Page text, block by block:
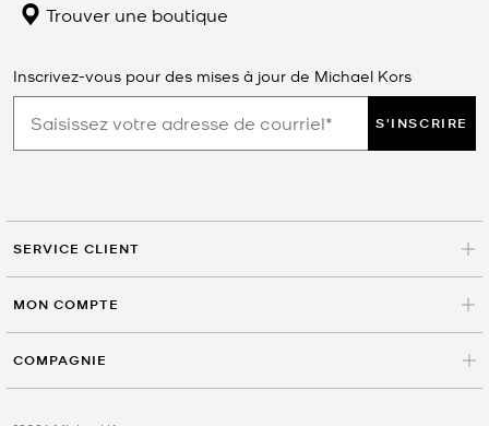
Trouver une boutique
Inscrivez-vous pour des mises à jour de Michael Kors
S'INSCRIRE
SERVICE CLIENT
MON COMPTE
COMPAGNIE